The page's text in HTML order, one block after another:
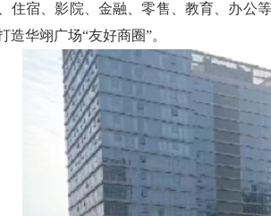
住宿、影院、金融、零售、教育、办公
造华翊广场“友好商圈”。